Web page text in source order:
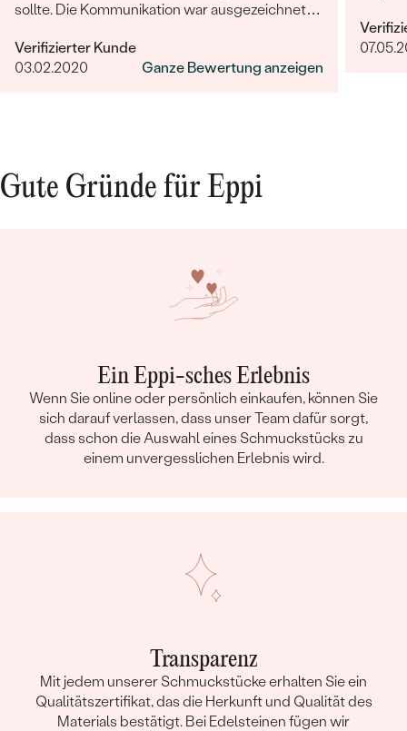
sollte. Die Kommunikation war ausgezeichnet
hochqualität! Sehr sehr zufrieden.
Verifizierter Kunde
03.02.2020
Ganze Bewertung anzeigen
Gute Gründe für Eppi
Ein Eppi-sches Erlebnis
Wenn Sie online oder persönlich einkaufen, können Sie
sich darauf verlassen, dass unser Team dafür sorgt,
dass schon die Auswahl eines Schmuckstücks zu
einem unvergesslichen Erlebnis wird.
Transparenz
Mit jedem unserer Schmuckstücke erhalten Sie ein
Qualitätszertifikat, das die Herkunft und Qualität des
Materials bestätigt. Bei Edelsteinen fügen wir